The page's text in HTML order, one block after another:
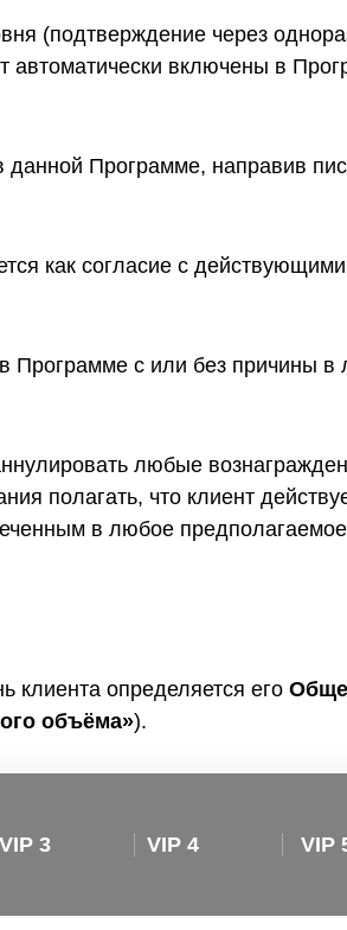
(подтверждение через
включены в
данной Программе, направив
как согласие с
Программе с или без причины
любые
полагать, что клиент
в любое
клиента определяется его
объёма»).
VIP 3 VIP 4 VIP